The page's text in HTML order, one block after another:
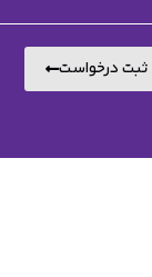
ثبت درخواست